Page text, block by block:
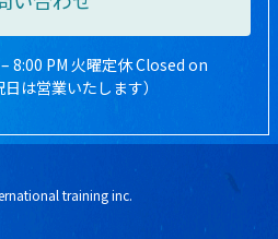
8:00 PM 火曜定休 Closed on
は営業いたします）
training inc.